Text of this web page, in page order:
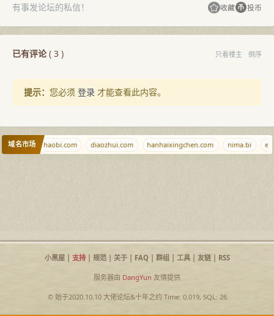
有事发论坛的私信！ 收藏 投币
已有评论( 3 ) 只看楼主 倒序
提示： 您必须 登录 才能查看此内容。
域名市场
foo.foo shaobi.com diaozhui.com hanhaixingchen.com nima.bi
小黑屋| 支持| 规范| 关于| FAQ| 群组| 工具| 友链| RSS
服务器由 DangYun 友情提供
© 始于2020.10.10 大佬论坛&十年之约Time: 0.019, SQL: 26